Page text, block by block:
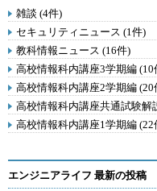
雑談 (4件)
セキュリティニュース (1件)
教科情報ニュース (16件)
高校情報科内講座3学期編 (10
高校情報科内講座2学期編 (20
高校情報科内講座共通試験解
高校情報科内講座1学期編 (22
エンジニアライフ 最新の投稿